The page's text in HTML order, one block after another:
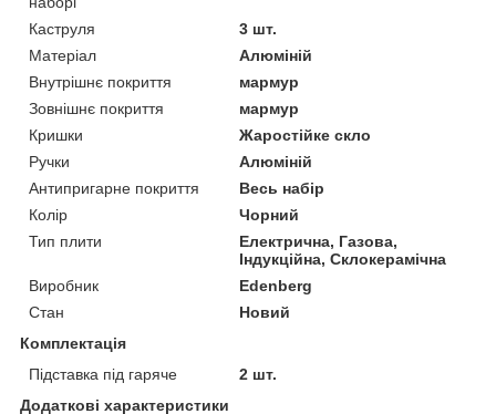
Каструля
3 шт.
Матеріал
Алюміній
Внутрішнє покриття
мармур
Зовнішнє покриття
мармур
Кришки
Жаростійке скло
Ручки
Алюміній
Антипригарне покриття
Весь набір
Колір
Чорний
Тип плити
Електрична, Газова,
Індукційна, Склокерамічна
Виробник
Edenberg
Стан
Новий
Комплектація
Підставка під гаряче
2 шт.
Додаткові характеристики